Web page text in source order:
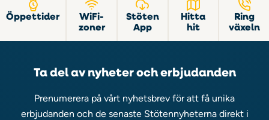
Öppettider
WiFi-
zoner
Stöten
App
Hitta
hit
Ring
växeln
Ta del av nyheter och erbjudanden
Prenumerera på vårt nyhetsbrev för att få unika
erbjudanden och de senaste Stötennyheterna direkt i